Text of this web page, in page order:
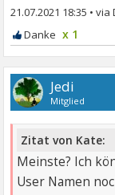
21.07.2021 18:35 •
x 1
Jedi
Mitglied
Zitat von Kate:
Meinste? Ich
User Namen